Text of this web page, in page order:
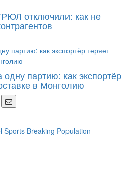
отключили: как не
партию: как экспортёр
в Монголию
Sports Breaking Population